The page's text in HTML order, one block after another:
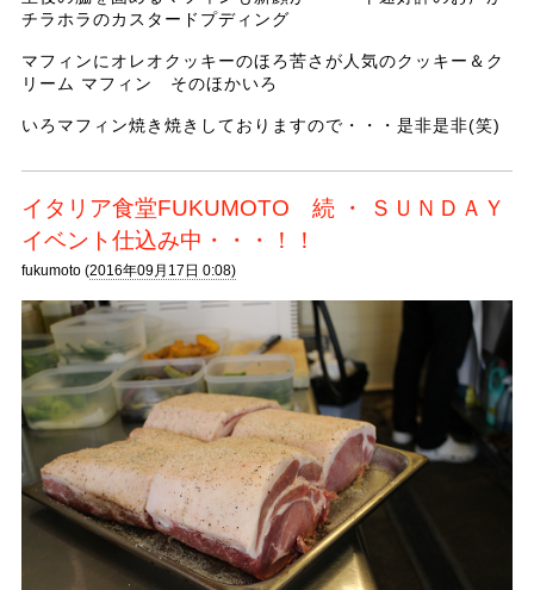
チラホラのカスタードプディング
マフィンにオレオクッキーのほろ苦さが人気のクッキー＆ク
リーム マフィン そのほかいろ
いろマフィン焼き焼きしておりますので・・・是非是非(笑)
イタリア食堂FUKUMOTO 続 ・ ＳＵＮＤＡＹ
イベント仕込み中・・・！！
fukumoto (2016年09月17日 0:08)